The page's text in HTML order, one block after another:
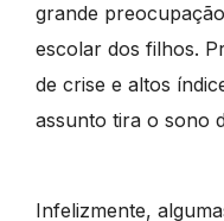
grande
escolar dos filhos.
de crise e altos
assunto tira o sono
Infelizmente,